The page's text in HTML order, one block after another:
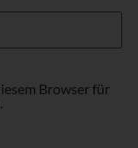
Browser für